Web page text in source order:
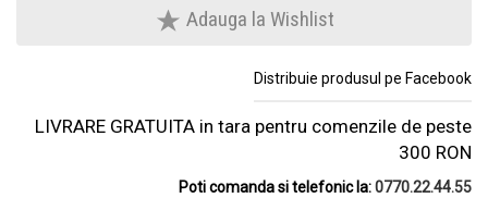
Adauga la Wishlist
Distribuie produsul pe Facebook
LIVRARE GRATUITA in tara pentru comenzile de peste
300 RON
Poti comanda si telefonic la:0770.22.44.55